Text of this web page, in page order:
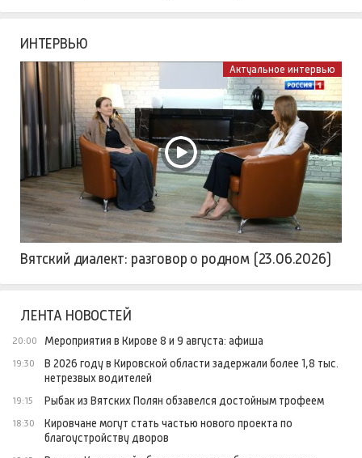
ИНТЕРВЬЮ
Актуальное интервью
Вятский диалект: разговор о родном (23.06.2026)
ЛЕНТА НОВОСТЕЙ
20:00 Мероприятия в Кирове 8 и 9 августа: афиша
19:30
В 2026 году в Кировской области задержали более 1,8 тыс.
нетрезвых водителей
19:15 Рыбак из Вятских Полян обзавелся достойным трофеем
18:30
Кировчане могут стать частью нового проекта по
благоустройству дворов